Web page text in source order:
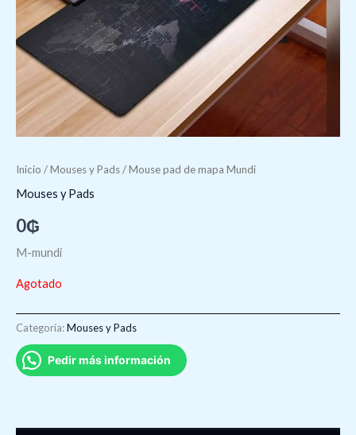
Inicio /Mouses y Pads/ Mouse pad de mapa Mundi
Mouses y Pads
0₲
M-mundi
Agotado
Categoría:Mouses y Pads
Pedir más información